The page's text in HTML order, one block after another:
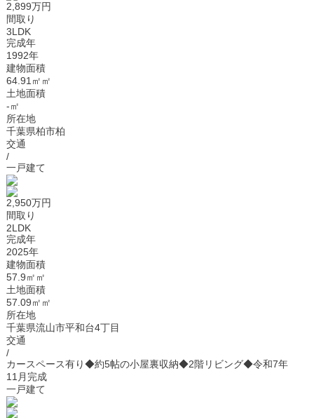
2,899万円
間取り
3LDK
完成年
1992年
建物面積
64.91㎡㎡
土地面積
-㎡
所在地
千葉県柏市柏
交通
/
一戸建て
2,950万円
間取り
2LDK
完成年
2025年
建物面積
57.9㎡㎡
土地面積
57.09㎡㎡
所在地
千葉県流山市平和台4丁目
交通
/
カースペース有り◆約5帖の小屋裏収納◆2階リビング◆令和7年
11月完成
一戸建て